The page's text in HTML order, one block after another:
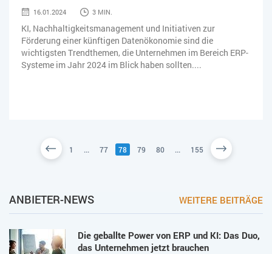
16.01.2024 3 MIN.
KI, Nachhaltigkeitsmanagement und Initiativen zur
Förderung einer künftigen Datenökonomie sind die
wichtigsten Trendthemen, die Unternehmen im Bereich ERP-
Systeme im Jahr 2024 im Blick haben sollten....
1 ... 77 78 79 80 ... 155
ANBIETER-NEWS WEITERE BEITRÄGE
Die geballte Power von ERP und KI: Das Duo,
das Unternehmen jetzt brauchen